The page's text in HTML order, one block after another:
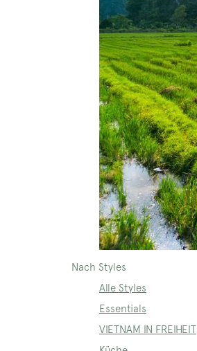
Nach Styles
Alle Styles
Essentials
VIETNAM IN FREIHEIT